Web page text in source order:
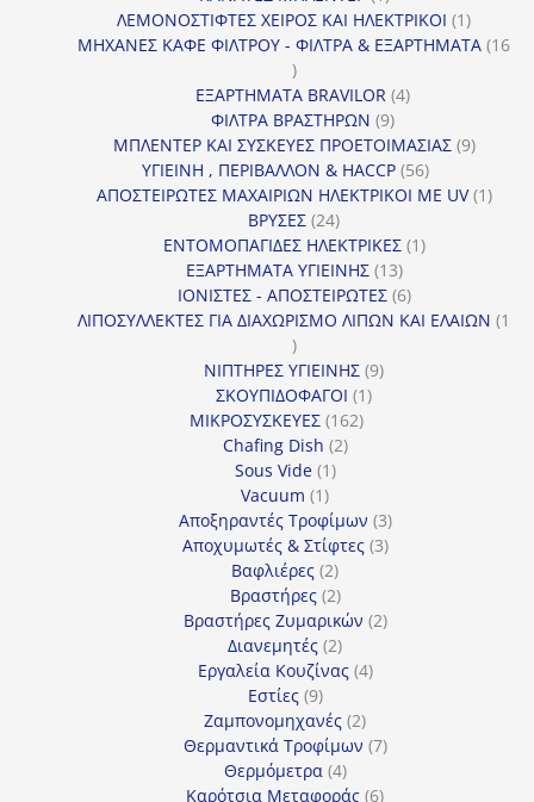
προϊόν
ΛΕΜΟΝΟΣΤΙΦΤΕΣ ΧΕΙΡΟΣ ΚΑΙ ΗΛΕΚΤΡΙΚΟΙ 11
προϊόν
ΜΗΧΑΝΕΣ ΚΑΦΕ ΦΙΛΤΡΟΥ - ΦΙΛΤΡΑ & ΕΞΑΡΤΗΜΑΤΑ 16
16
προϊόντα
ΕΞΑΡΤΗΜΑΤΑ BRAVILOR 44
ΦΙΛΤΡΑ ΒΡΑΣΤΗΡΩΝ 99
προϊόντα
ΜΠΛΕΝΤΕΡ ΚΑΙ ΣΥΣΚΕΥΕΣ ΠΡΟΕΤΟΙΜΑΣΙΑΣ 99
ΥΓΙΕΙΝΗ , ΠΕΡΙΒΑΛΛΟΝ & HACCP 5656
προϊόντα
ΑΠΟΣΤΕΙΡΩΤΕΣ ΜΑΧΑΙΡΙΩΝ ΗΛΕΚΤΡΙΚΟΙ ΜΕ UV 11
ΒΡΥΣΕΣ 2424
προϊόντα
ΕΝΤΟΜΟΠΑΓΙΔΕΣ ΗΛΕΚΤΡΙΚΕΣ 11
ΕΞΑΡΤΗΜΑΤΑ ΥΓΙΕΙΝΗΣ 1313
προϊόντα
ΙΟΝΙΣΤΕΣ - ΑΠΟΣΤΕΙΡΩΤΕΣ 66
προϊόντα
ΛΙΠΟΣΥΛΛΕΚΤΕΣ ΓΙΑ ΔΙΑΧΩΡΙΣΜΟ ΛΙΠΩΝ ΚΑΙ ΕΛΑΙΩΝ 1
1
προϊόν
ΝΙΠΤΗΡΕΣ ΥΓΙΕΙΝΗΣ 99
ΣΚΟΥΠΙΔΟΦΑΓΟΙ 11
ΜΙΚΡΟΣΥΣΚΕΥΕΣ 162162
Chafing Dish 22
Sous Vide 11
Vacuum 11
προϊόν
Αποξηραντές Τροφίμων 33
προϊόντα
Αποχυμωτές & Στίφτες 33
Βαφλιέρες 22
προϊόντα
Βραστήρες 22
προϊόντα
Βραστήρες Ζυμαρικών 22
Διανεμητές 22
προϊόντα
Εργαλεία Κουζίνας 44
Εστίες 99
προϊόντα
Ζαμπονομηχανές 22
προϊόντα
Θερμαντικά Τροφίμων 77
Θερμόμετρα 44
προϊόντα
Καρότσια Μεταφοράς 66